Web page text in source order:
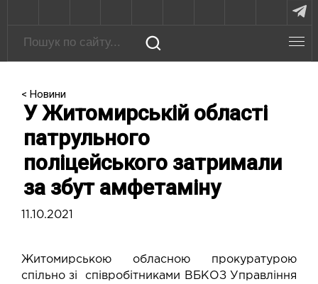
< Новини
У Житомирській області
патрульного
поліцейського затримали
за збут амфетаміну
11.10.2021
Житомирською обласною прокуратурою
спільно зі співробітниками ВБКОЗ Управління